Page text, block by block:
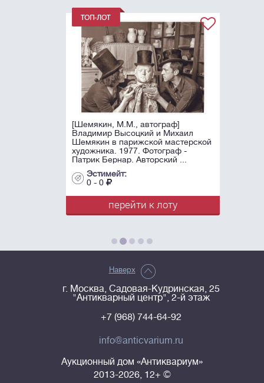
[Шемякин, М.М., автограф]
Владимир Высоцкий и Михаил
Шемякин в парижской мастерской
художника. 1977. Фотограф -
Патрик Бернар. Авторский ...
Эстимейт:
0 - 0
перейти к лоту
Наверх
г. Москва, Садовая-Кудринская, 25
"Антикварный центр", 2-й этаж
+7 (968) 744-64-92
info@anticvarium.ru
Аукционный дом «Антиквариум»
2013-2026, 12+ ©